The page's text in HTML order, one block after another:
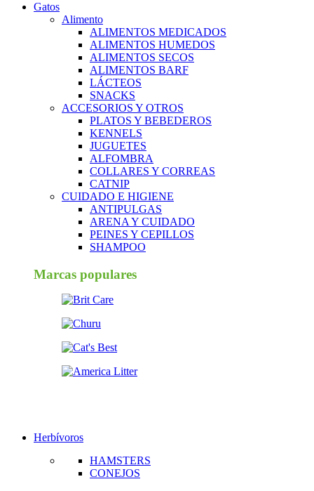
Gatos
Alimento
ALIMENTOS MEDICADOS
ALIMENTOS HUMEDOS
ALIMENTOS SECOS
ALIMENTOS BARF
LÁCTEOS
SNACKS
ACCESORIOS Y OTROS
PLATOS Y BEBEDEROS
KENNELS
JUGUETES
ALFOMBRA
COLLARES Y CORREAS
CATNIP
CUIDADO E HIGIENE
ANTIPULGAS
ARENA Y CUIDADO
PEINES Y CEPILLOS
SHAMPOO
Marcas populares
Herbívoros
HAMSTERS
CONEJOS